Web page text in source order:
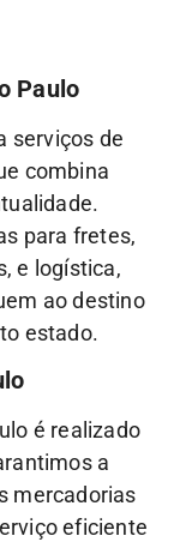
Paulo
serviços de
combina
para fretes,
e logística,
ao destino
estado.
é realizado
a
mercadorias
eficiente